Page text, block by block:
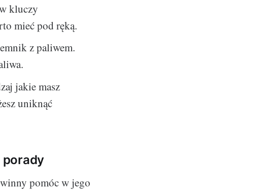
kluczy
mieć pod ręką.
z paliwem.
jakie masz
uniknąć
porady
pomóc w jego